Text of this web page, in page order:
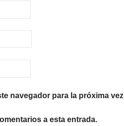
navegador para la próxima
a esta entrada.